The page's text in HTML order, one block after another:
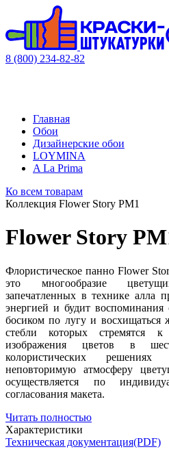
8 (800) 234-82-82
Главная
Обои
Дизайнерские обои
LOYMINA
A La Prima
Ко всем товарам
Коллекция Flower Story PM1
Flower Story
Флористическое панно Flower
это многообразие
запечатленных в технике алла
энергией и будит воспоминания
босиком по лугу и восхищаться
стебли которых стремятся к
изображения цветов в
колористических
неповторимую атмосферу
осуществляется по
согласования макета.
Читать полностью
Характеристики
Техническая документация(PDF)